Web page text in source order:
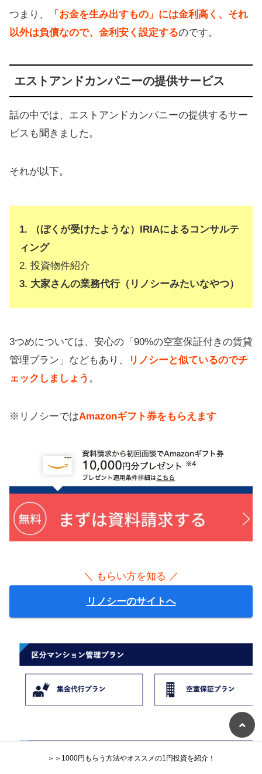
つまり、
「お金を生み出すもの」には金利高く、それ
以外は負債なので、金利安く設定するのです。
エストアンドカンパニーの提供サービス
話の中では、エストアンドカンパニーの提供するサー
ビスも聞きました。
それが以下。
1. （ぼくが受けたような）IRIAによるコンサルテ
ィング
2. 投資物件紹介
3. 大家さんの業務代行（リノシーみたいなやつ）
3つめについては、安心の「90%の空室保証付きの賃貸
管理プラン」などもあり、
リノシーと似ているのでチ
ェックしましょう 。
※リノシーではAmazonギフト券をもらえます
＼ もらい方を知る ／
リノシーのサイトへ
＞＞1000円もらう方法やオススメの1円投資を紹介！